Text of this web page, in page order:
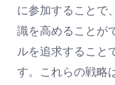
に参加することで
識を高めることが
ルを追求すること
す。これらの戦略